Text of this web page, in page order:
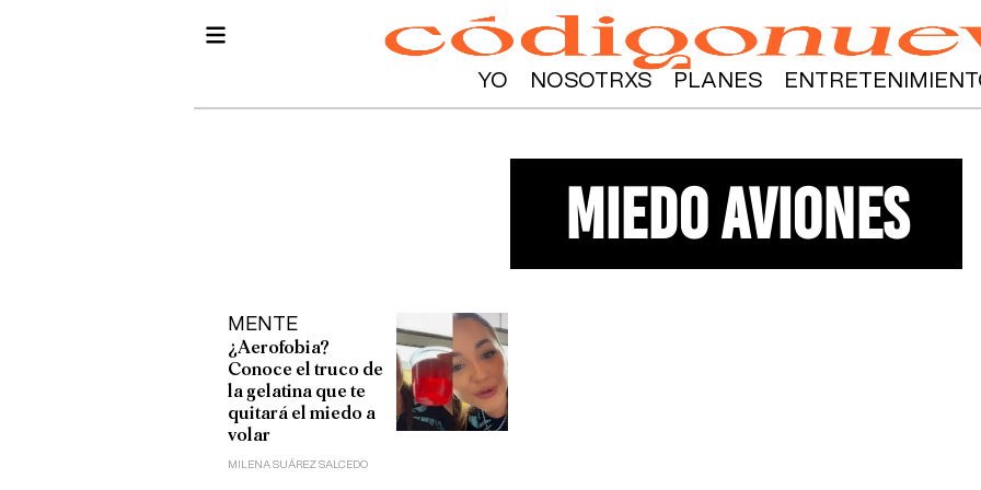
YO NOSOTRXS PLANES
miedo aviones
MENTE
¿Aerofobia?
Conoce el truco de
la gelatina que te
quitará el miedo a
volar
MILENA SUÁREZ SALCEDO